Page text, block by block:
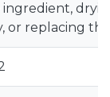
or replacing